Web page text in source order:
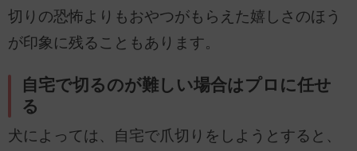
切りの恐怖よりもおやつがもらえた嬉しさのほう
が印象に残ることもあります。
自宅で切るのが難しい場合はプロに任せ
る
犬によっては、自宅で爪切りをしようとすると、